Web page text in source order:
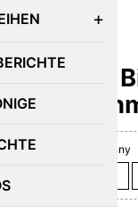
Offizielle
Rolls…
April 1, 2009 Benny